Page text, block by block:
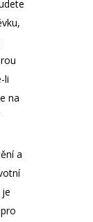
li
na
a